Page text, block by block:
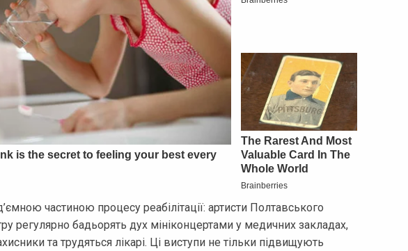
частиною процесу реабілітації: артисти Полтавського
регулярно бадьорять дух мініконцертами у медичних закладах,
та трудяться лікарі. Ці виступи не тільки підвищують